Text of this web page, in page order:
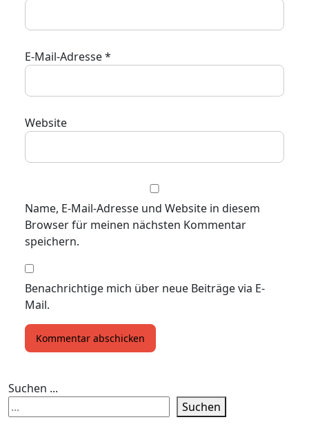
E-Mail-Adresse*
Website
Name, E-Mail-Adresse und Website in diesem
Browser für meinen nächsten Kommentar
speichern.
Benachrichtige mich über neue Beiträge via E-
Mail.
Suchen ...
Suchen